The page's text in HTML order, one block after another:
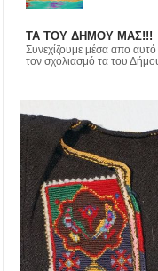
ΤΑ ΤΟΥ ΔΗΜΟΥ ΜΑΣ!!!
Συνεχίζουμε μέσα απο
τον σχολιασμό τα του